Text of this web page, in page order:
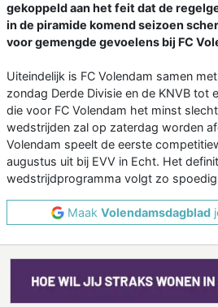
gekoppeld aan het feit dat de
in de piramide komend seizoen
voor gemengde gevoelens bij FC
Uiteindelijk is FC Volendam samen
zondag Derde Divisie en de KNVB tot
die voor FC Volendam het minst
wedstrijden zal op zaterdag worden
Volendam speelt de eerste
augustus uit bij EVV in Echt. Het
wedstrijdprogramma volgt zo
Maak Volendamsdagblad